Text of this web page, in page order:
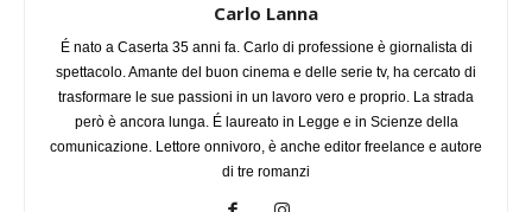
Carlo Lanna
É nato a Caserta 35 anni fa. Carlo di professione è giornalista di
spettacolo. Amante del buon cinema e delle serie tv, ha cercato di
trasformare le sue passioni in un lavoro vero e proprio. La strada
però è ancora lunga. É laureato in Legge e in Scienze della
comunicazione. Lettore onnivoro, è anche editor freelance e autore
di tre romanzi